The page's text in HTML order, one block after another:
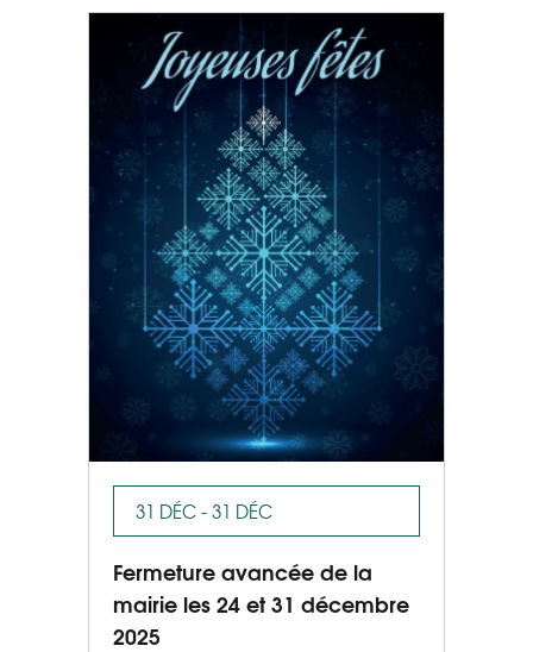
31 DÉC - 31 DÉC
Fermeture avancée de la
mairie les 24 et 31 décembre
2025